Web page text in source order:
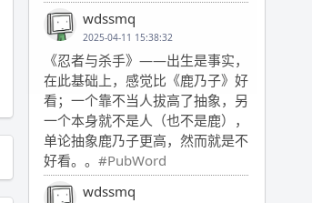
wdssmq
2025-04-11 15:38:32
《忍者与杀手》——出生是事实，
在此基础上，感觉比《鹿乃子》好
看；一个靠不当人拔高了抽象，另
一个本身就不是人（也不是鹿），
单论抽象鹿乃子更高，然而就是不
好看。。 #PubWord
wdssmq